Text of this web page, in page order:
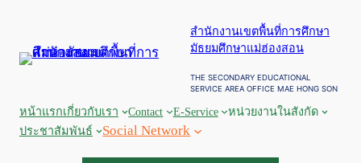
สำนักงานเขตพื้นที่การศึกษา
มัธยมศึกษาแม่ฮ่องสอน
THE SECONDARY EDUCATIONAL
SERVICE AREA OFFICE MAE HONG SON
หน้าแรกเกี่ยวกับเรา Contact E-Service
หน่วยงานในสังกัด
ประชาสัมพันธ์
Social Network